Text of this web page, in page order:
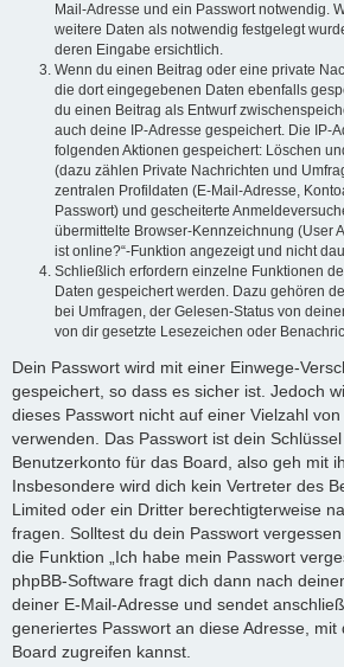
Mail-Adresse und ein Passwort notwendig.
weitere Daten als notwendig festgelegt
deren Eingabe ersichtlich.
Wenn du einen Beitrag oder eine private
die dort eingegebenen Daten ebenfalls
du einen Beitrag als Entwurf
auch deine IP-Adresse gespeichert. Die IP-
folgenden Aktionen gespeichert: Löschen
(dazu zählen Private Nachrichten und
zentralen Profildaten (E-Mail-Adresse,
Passwort) und gescheiterte
übermittelte Browser-Kennzeichnung (User
ist online?“-Funktion angezeigt und nicht
Schließlich erfordern einzelne Funktionen
Daten gespeichert werden. Dazu gehören
bei Umfragen, der Gelesen-Status von
von dir gesetzte Lesezeichen oder
Dein Passwort wird mit einer Einwege-
gespeichert, so dass es sicher ist. Jedoch
dieses Passwort nicht auf einer Vielzahl
verwenden. Das Passwort ist dein
Benutzerkonto für das Board, also geh mit
Insbesondere wird dich kein Vertreter des
Limited oder ein Dritter berechtigterweise
fragen. Solltest du dein Passwort
die Funktion „Ich habe mein Passwort
phpBB-Software fragt dich dann nach
deiner E-Mail-Adresse und sendet
generiertes Passwort an diese Adresse,
Board zugreifen kannst.